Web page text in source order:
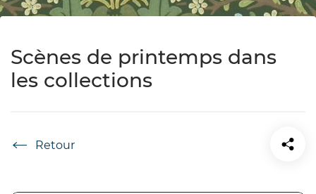
Scènes de printemps dans
les collections
Accueil